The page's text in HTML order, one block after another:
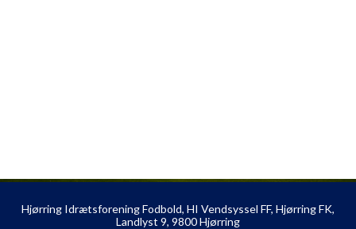
Hjørring Idrætsforening Fodbold, HI Vendsyssel FF, Hjørring FK,
Landlyst 9, 9800 Hjørring